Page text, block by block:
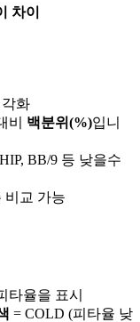
차이
화
비 백분위(%)입니
BB/9 등 낮을수
비교 가능
타율을 표시
= COLD (피타율 낮